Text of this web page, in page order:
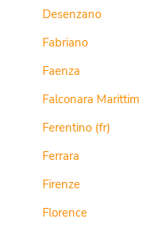
Desenzano
Fabriano
Faenza
Falconara Marittim
Ferentino (fr)
Ferrara
Firenze
Florence